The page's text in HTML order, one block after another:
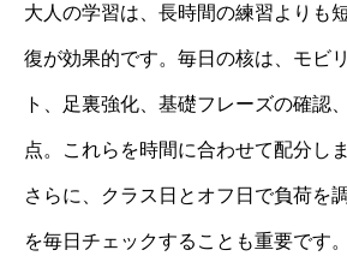
大人の学習は、長時間の練習よりも
復が効果的です。毎日の核は、モビ
ト、足裏強化、基礎フレーズの確認
点。これらを時間に合わせて配分しま
さらに、クラス日とオフ日で負荷を
を毎日チェックすることも重要です